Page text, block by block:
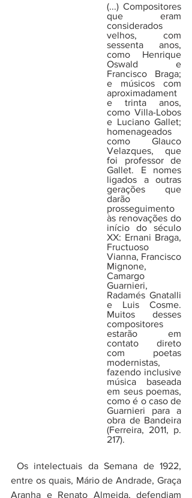
(...) Compositores
que eram
considerados
velhos, com
sessenta anos,
como Henrique
Oswald e
Francisco Braga;
e músicos com
aproximadament
e trinta anos,
como Villa-Lobos
e Luciano Gallet;
homenageados
como Glauco
Velazques, que
foi professor de
Gallet. E nomes
ligados a outras
gerações que
darão
prosseguimento
às renovações do
início do século
XX: Ernani Braga,
Fructuoso
Vianna, Francisco
Mignone,
Camargo
Guarnieri,
Radamés Gnatalli
e Luis Cosme.
Muitos desses
compositores
estarão em
contato direto
com poetas
modernistas,
fazendo inclusive
música baseada
em seus poemas,
como é o caso de
Guarnieri para a
obra de Bandeira
(Ferreira, 2011, p.
217).
entre os quais, Mário de Andrade, Graça
Aranha e Renato Almeida, defendiam